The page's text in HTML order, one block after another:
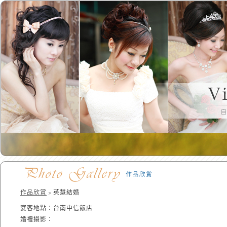
作品欣賞 英慧結婚
宴客地點：台南中信飯店
婚禮攝影：